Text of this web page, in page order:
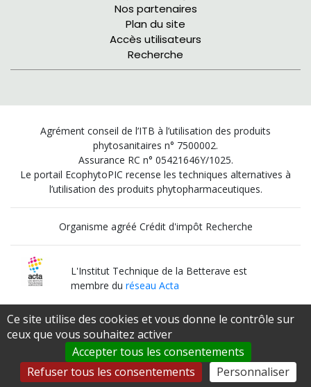
Nos partenaires
Plan du site
Accès utilisateurs
Recherche
Agrément conseil de l’ITB à l’utilisation des produits
phytosanitaires n° 7500002.
Assurance RC n° 05421646Y/1025.
Le portail EcophytoPIC recense les techniques alternatives à
l’utilisation des produits phytopharmaceutiques.
Organisme agréé Crédit d'impôt Recherche
L'Institut Technique de la Betterave est
membre duréseau Acta
Institut Technique Agricole Qualifié
par leMinistère de l’Agriculture et de l’Alimentation
Ce site utilise des cookies et vous donne le contrôle sur
ceux que vous souhaitez activer
Accepter tous les consentements
Refuser tous les consentements
Personnaliser